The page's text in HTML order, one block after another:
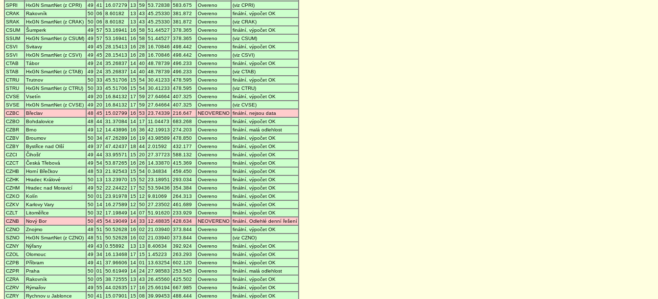
SPRI
HxGN SmartNet (z CPRI) 49 41 16.07279 13 59 53.72838 583.675 Overeno
(viz CPRI)
CRAK
Rakovník 50 06 8.60182 13 43 45.25330 381.872 Overeno
finální, výpočet OK
SRAK
HxGN SmartNet (z CRAK) 50 06 8.60182 13 43 45.25330 381.872 Overeno
(viz CRAK)
CSUM
Šumperk 49 57 53.16941 16 58 51.44527 378.365 Overeno
finální, výpočet OK
SSUM
HxGN SmartNet (z CSUM) 49 57 53.16941 16 58 51.44527 378.365 Overeno
(viz CSUM)
CSVI
Svitavy 49 45 28.15413 16 28 16.70846 498.442 Overeno
finální, výpočet OK
SSVI
HxGN SmartNet (z CSVI) 49 45 28.15413 16 28 16.70846 498.442 Overeno
(viz CSVI)
CTAB
Tábor 49 24 35.26837 14 40 48.78739 496.233 Overeno
finální, výpočet OK
STAB
HxGN SmartNet (z CTAB) 49 24 35.26837 14 40 48.78739 496.233 Overeno
(viz CTAB)
CTRU
Trutnov 50 33 45.51706 15 54 30.41233 478.595 Overeno
finální, výpočet OK
STRU
HxGN SmartNet (z CTRU) 50 33 45.51706 15 54 30.41233 478.595 Overeno
(viz CTRU)
CVSE
Vsetín 49 20 16.84132 17 59 27.64664 407.325 Overeno
finální, výpočet OK
SVSE
HxGN SmartNet (z CVSE) 49 20 16.84132 17 59 27.64664 407.325 Overeno
(viz CVSE)
CZBC
Břeclav 48 45 15.02799 16 53 23.74339 216.647 NEOVERENO finální, nejsou data
CZBO
Bohdalovice 48 44 31.37084 14 17 11.04473 683.268 Overeno
finální, výpočet OK
CZBR
Brno 49 12 14.43896 16 36 42.19913 274.203 Overeno
finální, malá odlehlost
CZBV
Broumov 50 34 47.26289 16 19 43.98589 478.850 Overeno
finální, výpočet OK
CZBY
Bystřice nad Olší 49 37 47.42437 18 44 2.01592 432.177 Overeno
finální, výpočet OK
CZCI
Čihošť 49 44 33.95571 15 20 27.37723 588.132 Overeno
finální, výpočet OK
CZCT
Česká Třebová 49 54 53.87265 16 26 14.33870 415.369 Overeno
finální, výpočet OK
CZHB
Horní Břečkov 48 53 21.92543 15 54 0.34834 459.450 Overeno
finální, výpočet OK
CZHK
Hradec Králové 50 13 13.23970 15 52 23.18951 293.034 Overeno
finální, výpočet OK
CZHM
Hradec nad Moravicí 49 52 22.24422 17 52 53.59436 354.384 Overeno
finální, výpočet OK
CZKO
Kolín 50 01 23.91978 15 12 9.81069 264.313 Overeno
finální, výpočet OK
CZKV
Karlovy Vary 50 14 16.27589 12 50 27.23502 461.689 Overeno
finální, výpočet OK
CZLT
Litoměřice 50 32 17.19849 14 07 51.91620 233.929 Overeno
finální, výpočet OK
CZNB
Nový Bor 50 45 54.19049 14 33 12.48835 428.634 NEOVERENO finální, Odlehlé denní řešení
CZNO
Znojmo 48 51 50.52628 16 02 21.03940 373.844 Overeno
finální, výpočet OK
SZNO
HxGN SmartNet (z CZNO) 48 51 50.52628 16 02 21.03940 373.844 Overeno
(viz CZNO)
CZNY
Nýřany 49 43 0.55892 13 13 8.40634 392.924 Overeno
finální, výpočet OK
CZOL
Olomouc 49 34 16.13468 17 15 1.45223 263.293 Overeno
finální, výpočet OK
CZPB
Příbram 49 41 37.96606 14 01 13.63254 602.120 Overeno
finální, výpočet OK
CZPR
Praha 50 01 50.61949 14 24 27.98583 253.545 Overeno
finální, malá odlehlost
CZRA
Rakovník 50 05 38.72555 13 43 26.45560 425.502 Overeno
finální, výpočet OK
CZRV
Rýmařov 49 55 44.02635 17 16 25.66194 667.985 Overeno
finální, výpočet OK
CZRY
Rychnov u Jablonce 50 41 15.07901 15 08 39.99453 488.444 Overeno
finální, výpočet OK